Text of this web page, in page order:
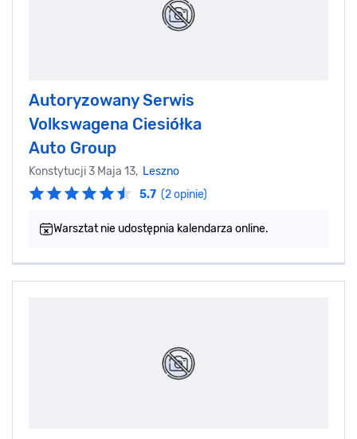
Autoryzowany Serwis
Volkswagena Ciesiółka
Auto Group
Konstytucji 3 Maja 13, Leszno
5.7 (2 opinie)
Warsztat nie udostępnia kalendarza online.